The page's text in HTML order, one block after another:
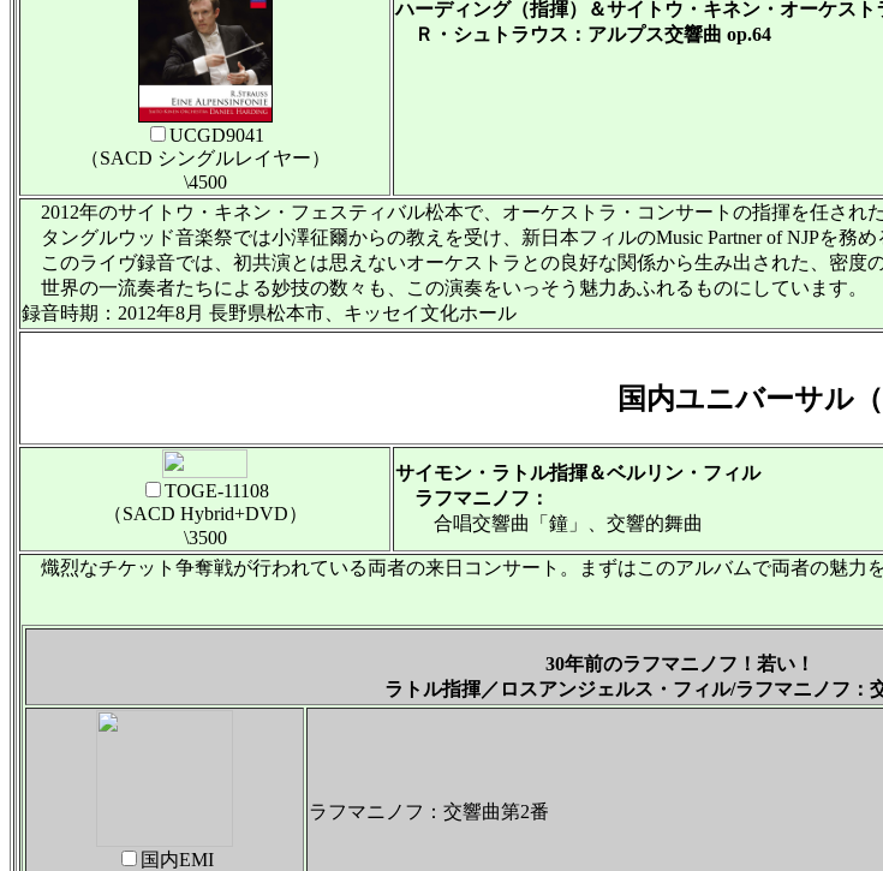
ハーディング（指揮）＆サイトウ・キネン・オーケスト
Ｒ・シュトラウス：アルプス交響曲 op.64
UCGD9041
（SACD シングルレイヤー）
\4500
2012年のサイトウ・キネン・フェスティバル松本で、オーケストラ・コンサートの指揮を任され
タングルウッド音楽祭では小澤征爾からの教えを受け、新日本フィルのMusic Partner of NJPを務
このライヴ録音では、初共演とは思えないオーケストラとの良好な関係から生み出された、密度
世界の一流奏者たちによる妙技の数々も、この演奏をいっそう魅力あふれるものにしています。
録音時期：2012年8月 長野県松本市、キッセイ文化ホール
国内ユニバーサル（
TOGE-11108
（SACD Hybrid+DVD）
\3500
サイモン・ラトル指揮＆ベルリン・フィル
ラフマニノフ：
合唱交響曲「鐘」、交響的舞曲
熾烈なチケット争奪戦が行われている両者の来日コンサート。まずはこのアルバムで両者の魅力を
30年前のラフマニノフ！若い！
ラトル指揮／ロスアンジェルス・フィル/ラフマニノフ：
国内EMI
ラフマニノフ：交響曲第2番